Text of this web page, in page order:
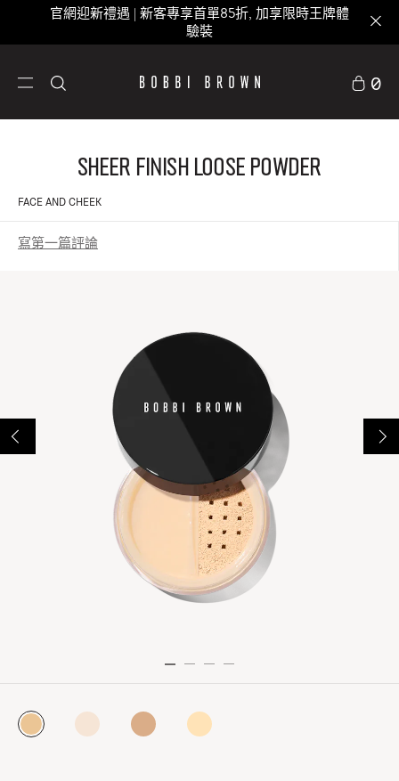
官網迎新禮遇 | 新客專享首單85折, 加享限時王牌體
驗裝
0
Sheer Finish Loose Powder
FACE AND CHEEK
寫第一篇評論